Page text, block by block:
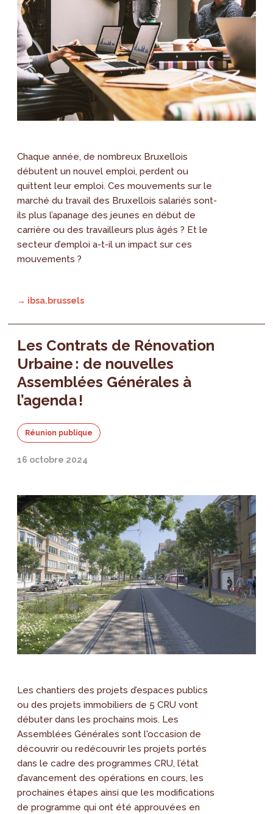
Chaque année, de nombreux Bruxellois
débutent un nouvel emploi, perdent ou
quittent leur emploi. Ces mouvements sur le
marché du travail des Bruxellois salariés sont-
ils plus l’apanage des jeunes en début de
carrière ou des travailleurs plus âgés ? Et le
secteur d’emploi a-t-il un impact sur ces
mouvements ?
→ ibsa.brussels
Les Contrats de Rénovation
Urbaine : de nouvelles
Assemblées Générales à
l’agenda !
Réunion publique
16 octobre 2024
Les chantiers des projets d’espaces publics
ou des projets immobiliers de 5 CRU vont
débuter dans les prochains mois. Les
Assemblées Générales sont l'occasion de
découvrir ou redécouvrir les projets portés
dans le cadre des programmes CRU, l’état
d’avancement des opérations en cours, les
prochaines étapes ainsi que les modifications
de programme qui ont été approuvées en